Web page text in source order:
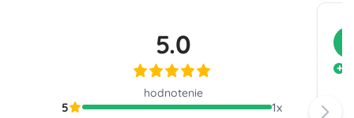
5.0
hodnotenie
5 1x